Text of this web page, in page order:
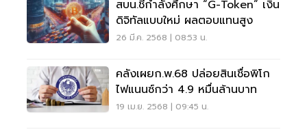
สบน.ชี้กำลังศึกษา “G-Token” เงิน
ดิจิทัลแบบใหม่ ผลตอบแทนสูง
26 มี.ค. 2568 | 08:53 น.
คลังเผยก.พ.68 ปล่อยสินเชื่อพิโก
ไฟแนนซ์กว่า 4.9 หมื่นล้านบาท
19 เม.ย. 2568 | 09:45 น.